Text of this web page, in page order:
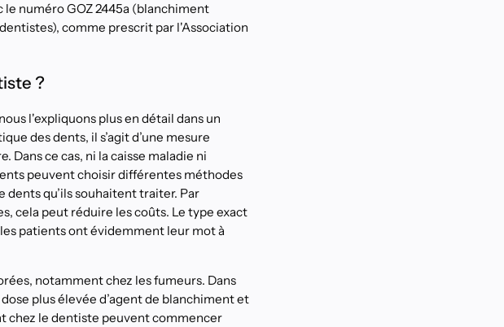
le numéro GOZ 2445a (blanchiment
comme prescrit par l'Association
?
l'expliquons plus en détail dans un
des dents, il s’agit d’une mesure
Dans ce cas, ni la caisse maladie ni
peuvent choisir différentes méthodes
qu’ils souhaitent traiter. Par
cela peut réduire les coûts. Le type exact
patients ont évidemment leur mot à
notamment chez les fumeurs. Dans
plus élevée d’agent de blanchiment et
chez le dentiste peuvent commencer